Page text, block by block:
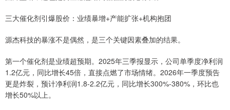
三大催化剂引爆股价：业绩暴增+产能扩张+机构抱团
源杰科技的暴涨不是偶然，是三个关键因素叠加的结果。
第一个催化剂是业绩超预期。2025年三季报显示，公司单季度净利润
1.2亿元，同比增长45倍，直接点燃了市场情绪。2026年一季度预告
更是炸裂，预计净利润1.8-2.2亿元，同比增长300%-380%，环比也
增长50%以上。